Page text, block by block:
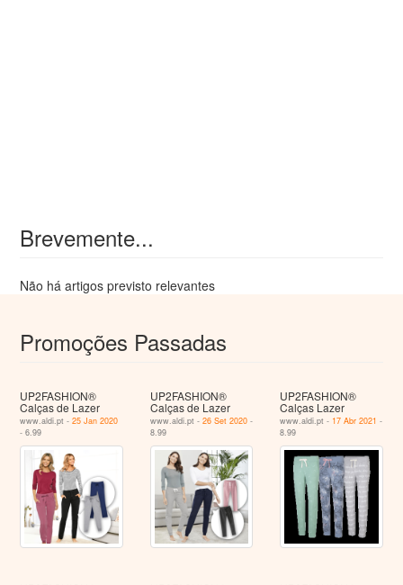
Brevemente...
Não há artigos previsto relevantes
Promoções Passadas
UP2FASHION®
Calças de Lazer
www.aldi.pt -25 Jan 2020
- 6.99
UP2FASHION®
Calças de Lazer
www.aldi.pt - 26 Set 2020-
8.99
UP2FASHION®
Calças Lazer
www.aldi.pt - 17 Abr 2021 -
8.99